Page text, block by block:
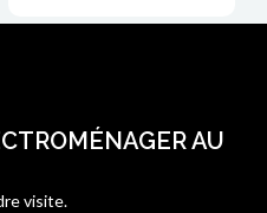
AU
visite.